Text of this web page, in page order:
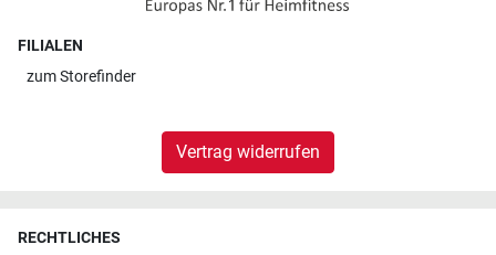
FILIALEN
zumStorefinder
Vertrag widerrufen
RECHTLICHES